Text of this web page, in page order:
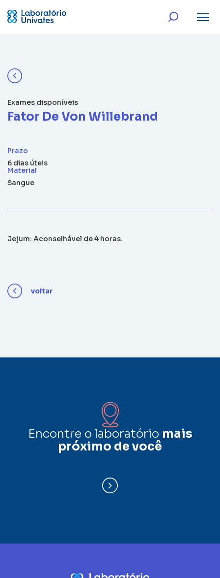
Exames disponíveis
Fator De Von Willebrand
Prazo
6 dias úteis
Material
Sangue
Jejum: Aconselhável de 4 horas.
voltar
Encontre o laboratório mais
próximo de você